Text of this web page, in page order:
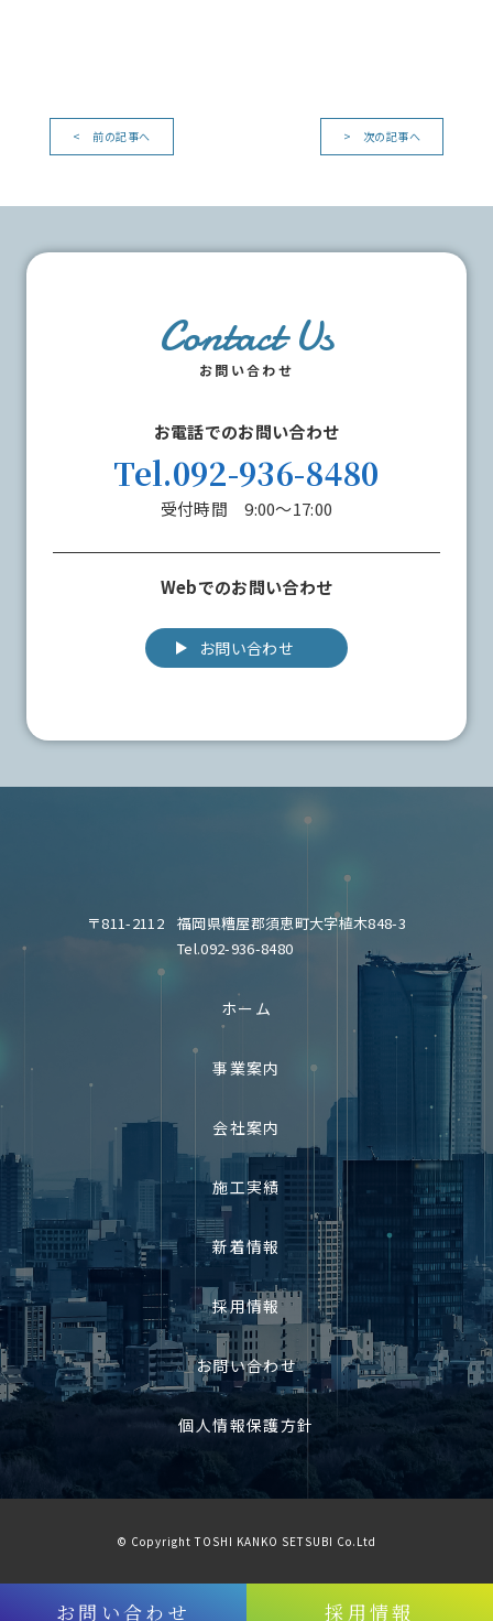
< 前の記事へ > 次の記事へ
Contact Us
お問い合わせ
お電話でのお問い合わせ
Tel.092-936-8480
受付時間 9:00～17:00
Webでのお問い合わせ
お問い合わせ
〒811-2112
福岡県糟屋郡須恵町大字植木848-3
Tel.092-936-8480
ホーム
事業案内
会社案内
施工実績
新着情報
採用情報
お問い合わせ
個人情報保護方針
© Copyright TOSHI KANKO SETSUBI Co.Ltd
お問い合わせ 採用情報